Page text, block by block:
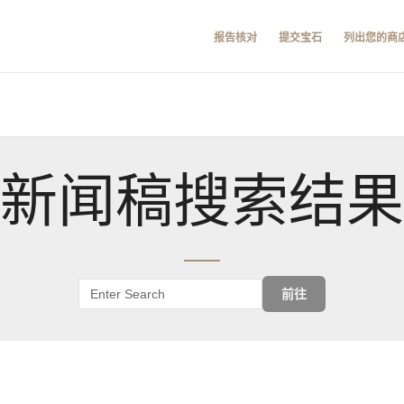
报告核对 提交宝石 列出您的商
新闻稿搜索结果
前往